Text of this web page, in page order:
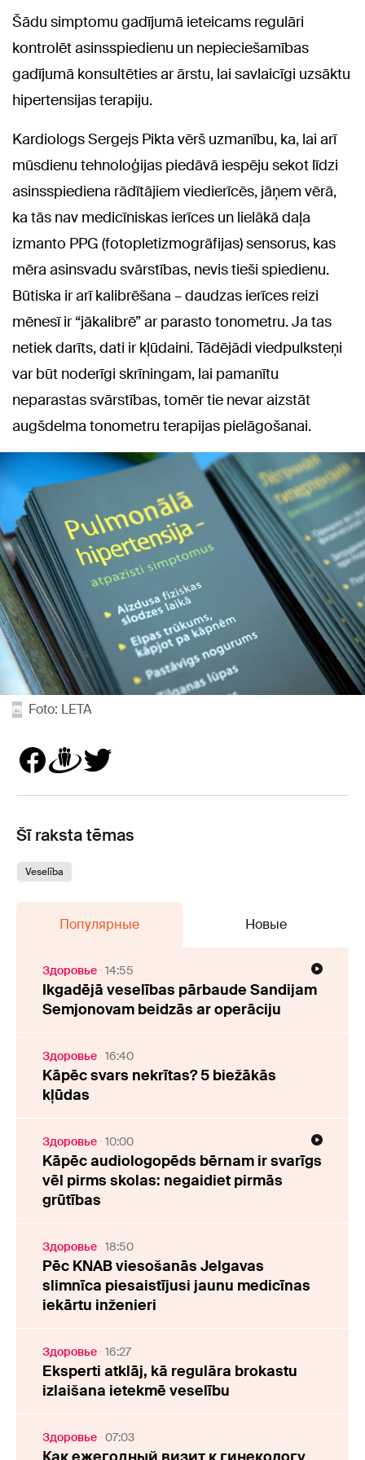
Šādu simptomu gadījumā ieteicams regulāri
kontrolēt asinsspiedienu un nepieciešamības
gadījumā konsultēties ar ārstu, lai savlaicīgi uzsāktu
hipertensijas terapiju.
Kardiologs Sergejs Pikta vērš uzmanību, ka, lai arī
mūsdienu tehnoloģijas piedāvā iespēju sekot līdzi
asinsspiediena rādītājiem viedierīcēs, jāņem vērā,
ka tās nav medicīniskas ierīces un lielākā daļa
izmanto PPG (fotopletizmogrāfijas) sensorus, kas
mēra asinsvadu svārstības, nevis tieši spiedienu.
Būtiska ir arī kalibrēšana – daudzas ierīces reizi
mēnesī ir “jākalibrē” ar parasto tonometru. Ja tas
netiek darīts, dati ir kļūdaini. Tādējādi viedpulksteņi
var būt noderīgi skrīningam, lai pamanītu
neparastas svārstības, tomēr tie nevar aizstāt
augšdelma tonometru terapijas pielāgošanai.
Foto: LETA
Šī raksta tēmas
Veselība
Популярные Новые
Здоровье 14:55
Ikgadējā veselības pārbaude Sandijam
Semjonovam beidzās ar operāciju
Здоровье 16:40
Kāpēc svars nekrītas? 5 biežākās
kļūdas
Здоровье 10:00
Kāpēc audiologopēds bērnam ir svarīgs
vēl pirms skolas: negaidiet pirmās
grūtības
Здоровье 18:50
Pēc KNAB viesošanās Jelgavas
slimnīca piesaistījusi jaunu medicīnas
iekārtu inženieri
Здоровье 16:27
Eksperti atklāj, kā regulāra brokastu
izlaišana ietekmē veselību
Здоровье 07:03